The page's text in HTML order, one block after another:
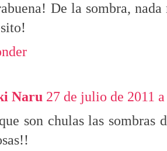
De la sombra,
Naru 27 de julio de 2011
son chulas las sombras